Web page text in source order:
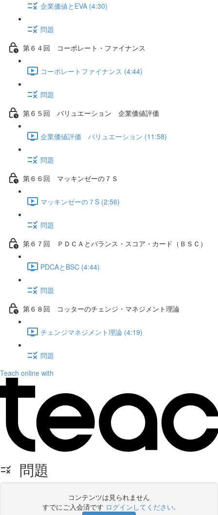
企業価値とEVA (4:30)
問題
第６４回 コーポレート・ファイナンス
コーポレートファイナンス (4:44)
問題
第６５回 バリュエーション 企業価値評価
企業価値評価 バリュエーション (11:58)
問題
第６６回 マッキンゼーの７Ｓ
マッキンゼーの７S (2:56)
問題
第６７回 ＰＤＣＡとバランス・スコア・カード（ＢＳＣ）
PDCAとBSC (4:44)
問題
第６８回 コッターのチェンジ・マネジメント理論
チェンジマネジメント理論 (4:19)
問題
Teach online with
問題
コンテンツは見られません
すでにご入会済です ログインしてください.